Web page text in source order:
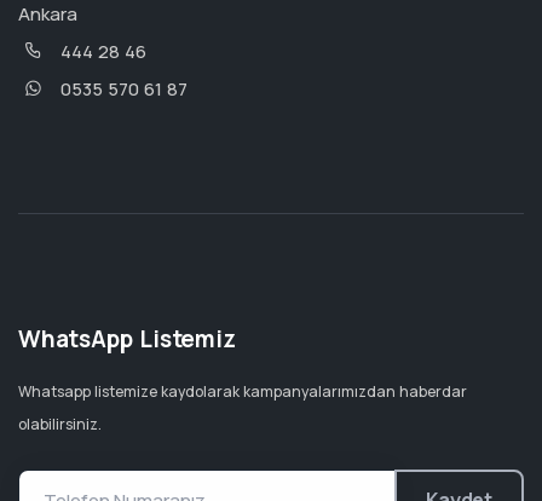
Ankara
444 28 46
0535 570 61 87
WhatsApp Listemiz
Whatsapp listemize kaydolarak kampanyalarımızdan haberdar
olabilirsiniz.